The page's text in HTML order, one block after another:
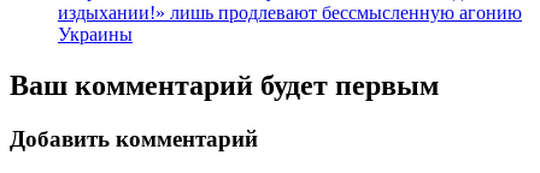
издыхании!» лишь продлевают бессмысленную агонию
Украины
Ваш комментарий будет первым
Добавить комментарий